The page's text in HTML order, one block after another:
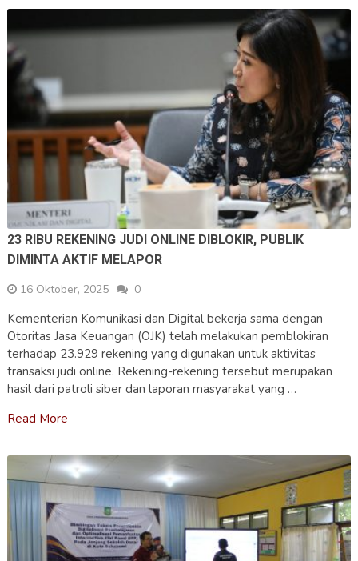
23 RIBU REKENING JUDI ONLINE DIBLOKIR, PUBLIK
DIMINTA AKTIF MELAPOR
16 Oktober, 2025
0
Kementerian Komunikasi dan Digital bekerja sama dengan
Otoritas Jasa Keuangan (OJK) telah melakukan pemblokiran
terhadap 23.929 rekening yang digunakan untuk aktivitas
transaksi judi online. Rekening-rekening tersebut merupakan
hasil dari patroli siber dan laporan masyarakat yang …
Read More